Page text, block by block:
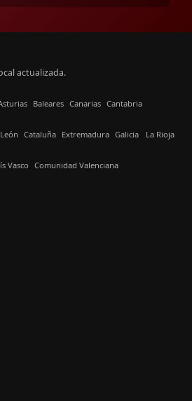
actualizada.
Baleares Canarias Cantabria
Cataluña Extremadura Galicia La Rioja
Vasco Comunidad Valenciana